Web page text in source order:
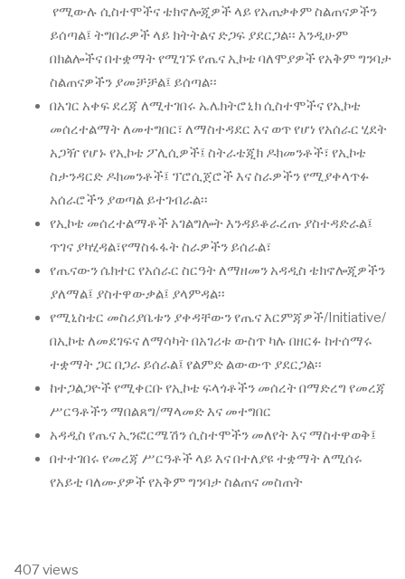
የሚውሉ ሲስተሞችና ቴክኖሎጂዎች ላይ የአጠቃቀም ስልጠናዎችን
ይሰጣል፤ ትግበራዎች ላይ ክትትልና ድጋፍ ያደርጋል፡፡ እንዲሁም
በክልሎችና በተቋማት የሚገኙ የጤና ኢኮቴ ባለሞያዎች የአቅም ግንባታ
ስልጠናዎችን ያመቻቻል፤ ይሰጣል፡፡
በአገር አቀፍ ደረጃ ለሚተገበሩ ኤሌክትሮኒክ ሲስተሞችና የኢኮቴ
መሰረተልማት ለመተግበር፣ ለማስተዳደር እና ወጥ የሆነ የአሰራር ሂደት
አጋዥ የሆኑ የኢኮቴ ፖሊሲዎች፤ ስትራቴጂክ ዶክመንቶች፣ የኢኮቴ
ስታንዳርድ ዶክመንቶች፤ ፕሮሲጀሮች እና ስራዎችን የሚያቀላጥፉ
አሰራሮችን ያወጣል ይተገብራል፡፡
የኢኮቴ መሰረተልማቶች አገልግሎት እንዳይቆራረጡ ያስተዳድራል፤
ጥገና ያካሂዳል፣የማስፋፋት ስራዎችን ይሰራል፣
የጤናውን ሴክተር የአሰራር ስርዓት ለማዘመን አዳዲስ ቴክኖሎጂዎችን
ያለማል፤ ያስተዋውቃል፤ ያላምዳል፡፡
የሚኒስቴር መስሪያቤቱን ያቀዳቸውን የጤና እርምጃዎች/Initiative/
በኢኮቴ ለመደገፍና ለማሳካት በአገሪቱ ውስጥ ካሉ በዘርፉ ከተሰማሩ
ተቋማት ጋር በጋራ ይሰራል፤ የልምድ ልውውጥ ያደርጋል፡፡
ከተጋልጋዮች የሚቀርቡ የኢኮቴ ፍላጎቶችን መሰረት በማድረግ የመረጃ
ሥርዓቶችን ማበልጸግ/ማላመድ እና መተግበር
አዳዲስ የጤና ኢንፎርሜሽን ሲስተሞችን መለየት እና ማስተዋወቅ፤
በተተገበሩ የመረጃ ሥርዓቶች ላይ እና በተለያዩ ተቋማት ለሚሰሩ
የአይቲ ባለሙያዎች የአቅም ግንባታ ስልጠና መስጠት
407 views